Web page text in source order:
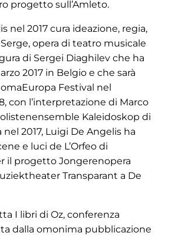
progetto sull’Amleto.
nel 2017 cura ideazione, regia,
opera di teatro musicale
di Sergei Diaghilev che ha
2017 in Belgio e che sarà
Festival nel
con l’interpretazione di Marco
Kaleidoskop di
nel 2017, Luigi De Angelis ha
e luci de L’Orfeo di
il progetto Jongerenopera
Transparant a De
I libri di Oz, conferenza
dalla omonima pubblicazione